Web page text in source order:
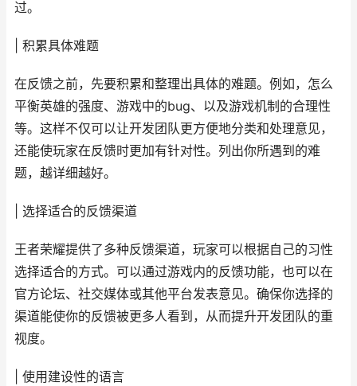
过。
| 积累具体难题
在反馈之前，先要积累和整理出具体的难题。例如，怎么
平衡英雄的强度、游戏中的bug、以及游戏机制的合理性
等。这样不仅可以让开发团队更方便地分类和处理意见，
还能使玩家在反馈时更加有针对性。列出你所遇到的难
题，越详细越好。
| 选择适合的反馈渠道
王者荣耀提供了多种反馈渠道，玩家可以根据自己的习性
选择适合的方式。可以通过游戏内的反馈功能，也可以在
官方论坛、社交媒体或其他平台发表意见。确保你选择的
渠道能使你的反馈被更多人看到，从而提升开发团队的重
视度。
| 使用建设性的语言